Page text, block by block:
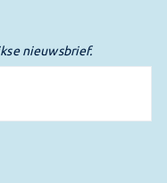
nieuwsbrief.